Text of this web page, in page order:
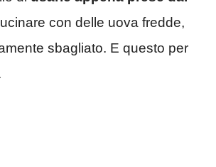
con delle uova fredde,
sbagliato. E questo per